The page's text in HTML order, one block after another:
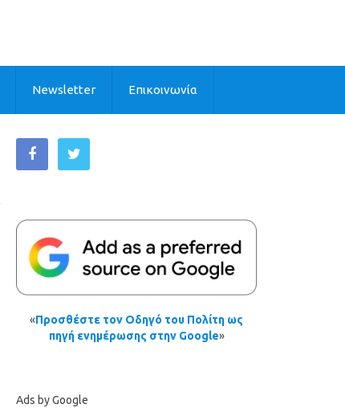
Newsletter Επικοινωνία
«Προσθέστε τον Οδηγό του Πολίτη ως
πηγή ενημέρωσης στην Google»
Ads by Google